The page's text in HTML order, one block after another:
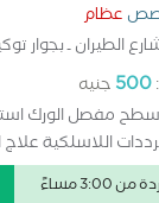
عظام
الطيران ـ بجوار
500 جنيه
مفصل الورك
اللاسلكية
الكوع قطع عظمي
3:00 مساءً